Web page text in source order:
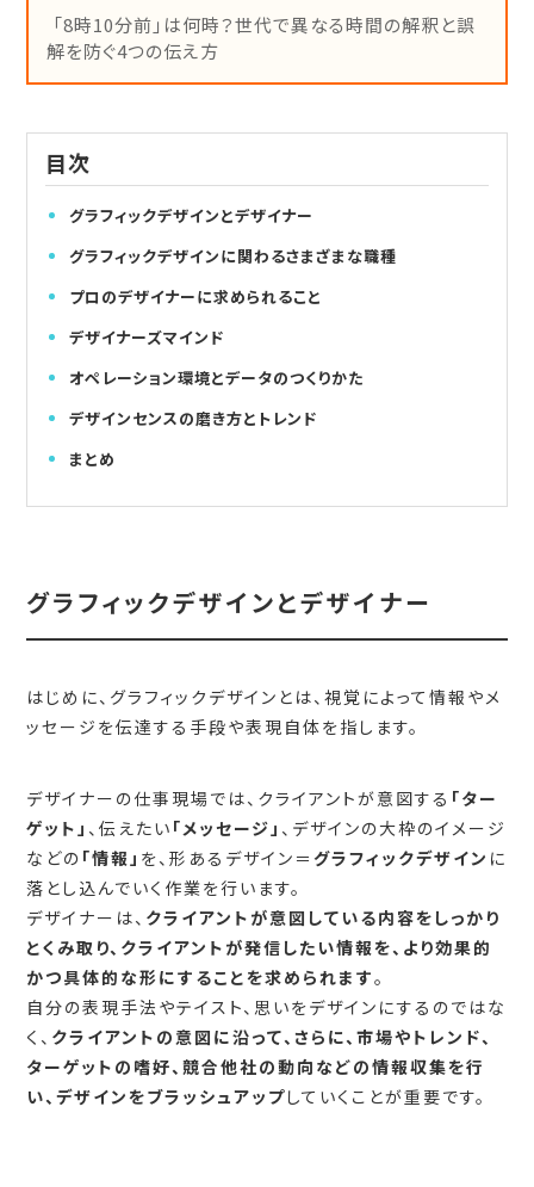
「8時10分前」は何時？世代で異なる時間の解釈と誤
解を防ぐ4つの伝え方
目次
グラフィックデザインとデザイナー
グラフィックデザインに関わるさまざまな職種
プロのデザイナーに求められること
デザイナーズマインド
オペレーション環境とデータのつくりかた
デザインセンスの磨き方とトレンド
まとめ
グラフィックデザインとデザイナー
はじめに、グラフィックデザインとは、視覚によって情報やメ
ッセージを伝達する手段や表現自体を指します。
デザイナーの仕事現場では、クライアントが意図する 「ター
ゲット」 、伝えたい 「メッセージ」 、デザインの大枠のイメージ
などの 「情報」 を、形あるデザイン＝グラフィックデザイン に
落とし込んでいく作業を行います。
デザイナーは、 クライアントが意図している内容をしっかり
とくみ取り、クライアントが発信したい情報を、より効果的
かつ具体的な形にすることを求められます。
自分の表現手法やテイスト、思いをデザインにするのではな
く、 クライアントの意図に沿って、さらに、市場やトレンド、
ターゲットの嗜好、競合他社の動向などの情報収集を行
い、デザインをブラッシュアップしていくことが重要です。